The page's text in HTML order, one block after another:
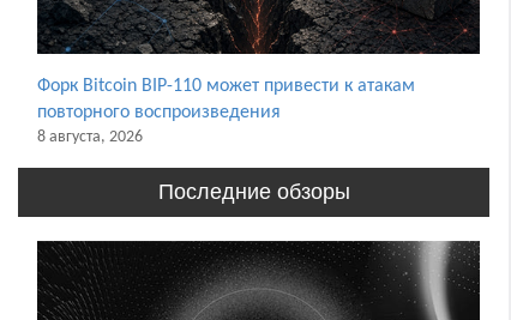
Форк Bitcoin BIP-110 может привести к атакам
повторного воспроизведения
8 августа, 2026
Последние обзоры